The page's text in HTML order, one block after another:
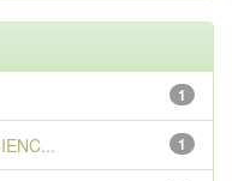
1
1